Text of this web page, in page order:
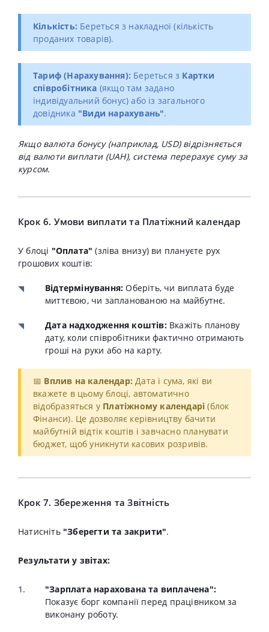
Кількість: Береться з накладної (кількість
проданих товарів).
Тариф (Нарахування): Береться з Картки
співробітника (якщо там задано
індивідуальний бонус) або із загального
довідника "Види нарахувань".
Якщо валюта бонусу (наприклад, USD) відрізняється
від валюти виплати (UAH), система перерахує суму за
курсом.
Крок 6. Умови виплати та Платіжний календар
У блоці "Оплата" (зліва внизу) ви плануєте рух
грошових коштів:
Відтермінування: Оберіть, чи виплата буде
миттєвою, чи запланованою на майбутнє.
Дата надходження коштів:Вкажіть планову
дату, коли співробітники фактично отримають
гроші на руки або на карту.
📅 Вплив на календар: Дата і сума, які ви
вкажете в цьому блоці, автоматично
відобразяться у Платіжному календарі (блок
Фінанси). Це дозволяє керівництву бачити
майбутній відтік коштів і завчасно планувати
бюджет, щоб уникнути касових розривів.
Крок 7. Збереження та Звітність
Натисніть "Зберегти та закрити".
Результати у звітах:
"Зарплата нарахована та виплачена":
Показує борг компанії перед працівником за
виконану роботу.